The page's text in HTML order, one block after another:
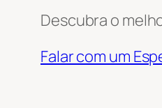
Descubra o
Falar com um